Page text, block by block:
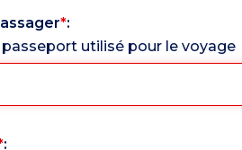
*:
utilisé pour le voyage
: